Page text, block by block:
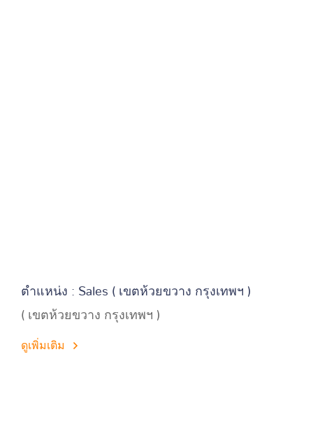
ตำแหน่ง : Sales ( เขตห้วยขวาง กรุงเทพฯ )
( เขตห้วยขวาง กรุงเทพฯ )
ดูเพิ่มเติม